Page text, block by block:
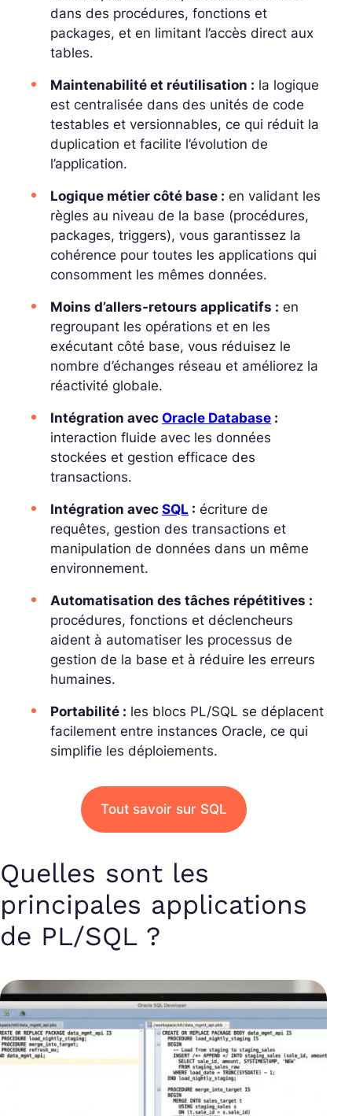
dans des procédures, fonctions et
packages, et en limitant l’accès direct aux
tables.
Maintenabilité et réutilisation : la logique
est centralisée dans des unités de code
testables et versionnables, ce qui réduit la
duplication et facilite l’évolution de
l’application.
Logique métier côté base : en validant les
règles au niveau de la base (procédures,
packages, triggers), vous garantissez la
cohérence pour toutes les applications qui
consomment les mêmes données.
Moins d’allers-retours applicatifs : en
regroupant les opérations et en les
exécutant côté base, vous réduisez le
nombre d’échanges réseau et améliorez la
réactivité globale.
Intégration avec Oracle Database :
interaction fluide avec les données
stockées et gestion efficace des
transactions.
Intégration avec SQL : écriture de
requêtes, gestion des transactions et
manipulation de données dans un même
environnement.
Automatisation des tâches répétitives :
procédures, fonctions et déclencheurs
aident à automatiser les processus de
gestion de la base et à réduire les erreurs
humaines.
Portabilité : les blocs PL/SQL se déplacent
facilement entre instances Oracle, ce qui
simplifie les déploiements.
Tout savoir sur SQL
Quelles sont les
principales applications
de PL/SQL ?